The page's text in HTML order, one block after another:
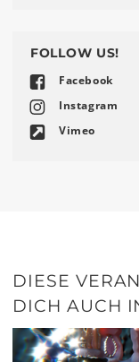
FOLLOW US!
Facebook
Instagram
Vimeo
DIESE
DICH AUCH